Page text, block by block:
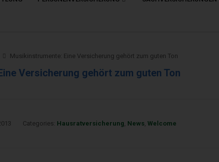
Musikinstrumente: Eine Versicherung gehört zum guten Ton
Versicherung gehört zum guten Ton
Categories: Hausratversicherung, News, Welcome